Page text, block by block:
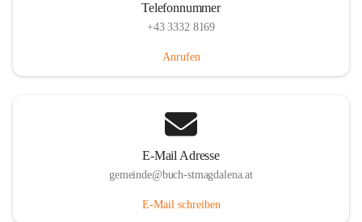
Telefonnummer
+43 3332 8169
Anrufen
E-Mail Adresse
gemeinde@buch-stmagdalena.at
E-Mail schreiben